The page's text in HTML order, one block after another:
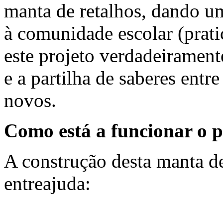
manta de retalhos, dando
à comunidade escolar
este projeto
e a partilha de saberes
novos.
Como está a funcionar o
A construção desta manta
entreajuda: